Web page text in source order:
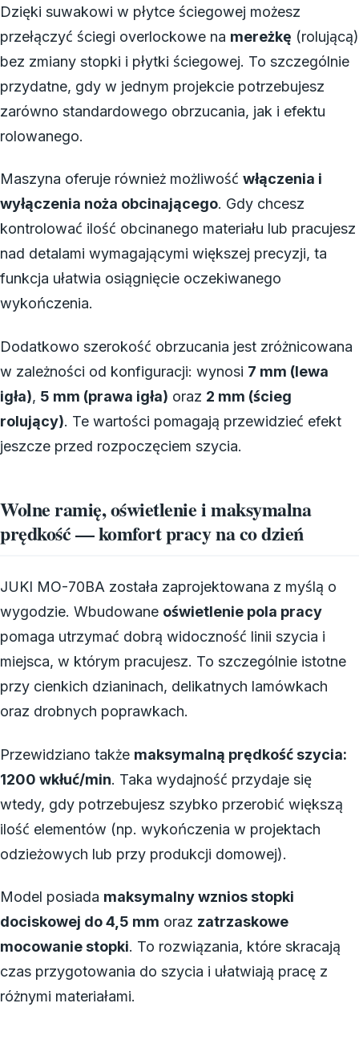
Dzięki suwakowi w płytce ściegowej możesz
przełączyć ściegi overlockowe na mereżkę (rolującą)
bez zmiany stopki i płytki ściegowej. To szczególnie
przydatne, gdy w jednym projekcie potrzebujesz
zarówno standardowego obrzucania, jak i efektu
rolowanego.
Maszyna oferuje również możliwość włączenia i
wyłączenia noża obcinającego. Gdy chcesz
kontrolować ilość obcinanego materiału lub pracujesz
nad detalami wymagającymi większej precyzji, ta
funkcja ułatwia osiągnięcie oczekiwanego
wykończenia.
Dodatkowo szerokość obrzucania jest zróżnicowana
w zależności od konfiguracji: wynosi 7 mm (lewa
igła), 5 mm (prawa igła) oraz 2 mm (ścieg
rolujący). Te wartości pomagają przewidzieć efekt
jeszcze przed rozpoczęciem szycia.
Wolne ramię, oświetlenie i maksymalna
prędkość — komfort pracy na co dzień
JUKI MO-70BA została zaprojektowana z myślą o
wygodzie. Wbudowane oświetlenie pola pracy
pomaga utrzymać dobrą widoczność linii szycia i
miejsca, w którym pracujesz. To szczególnie istotne
przy cienkich dzianinach, delikatnych lamówkach
oraz drobnych poprawkach.
Przewidziano także maksymalną prędkość szycia:
1200 wkłuć/min. Taka wydajność przydaje się
wtedy, gdy potrzebujesz szybko przerobić większą
ilość elementów (np. wykończenia w projektach
odzieżowych lub przy produkcji domowej).
Model posiada maksymalny wznios stopki
dociskowej do 4,5 mm oraz zatrzaskowe
mocowanie stopki. To rozwiązania, które skracają
czas przygotowania do szycia i ułatwiają pracę z
różnymi materiałami.